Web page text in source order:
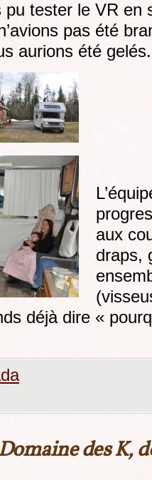
pu tester le VR en
pas été
aurions été gelés.
aux
draps,
déjà dire «
des K,